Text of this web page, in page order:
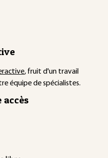
, fruit d'un travail
équipe de spécialistes.
accès